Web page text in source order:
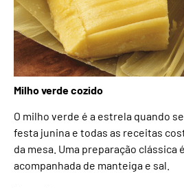
Milho verde cozido
O milho verde é a estrela quando
festa junina e todas as receitas
da mesa. Uma preparação clássica
acompanhada de manteiga e sal.